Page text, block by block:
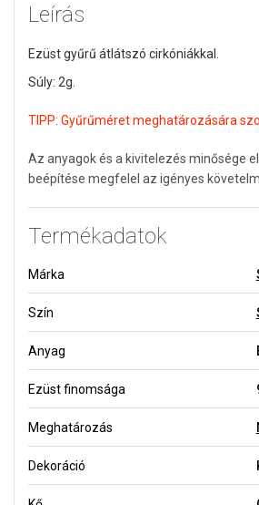
Leírás
Ezüst gyűrű átlátszó cirkóniákkal.
Súly: 2g.
TIPP: Gyűrűméret meghatározására
Az anyagok és a kivitelezés minősége
beépítése megfelel az igényes
Termékadatok
Márka
Szín
Anyag
Ezüst finomsága
Meghatározás
Dekoráció